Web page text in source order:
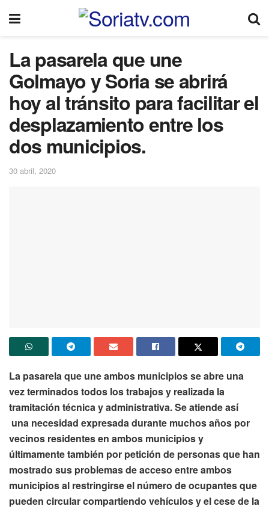
La pasarela que une
Golmayo y Soria se abrirá
hoy al tránsito para facilitar el
desplazamiento entre los
dos municipios.
30 abril, 2020
La pasarela que une ambos municipios se abre una
vez terminados todos los trabajos y realizada la
tramitación técnica y administrativa. Se atiende así
una necesidad expresada durante muchos años por
vecinos residentes en ambos municipios y
últimamente también por petición de personas que han
mostrado sus problemas de acceso entre ambos
municipios al restringirse el número de ocupantes que
pueden circular compartiendo vehículos y el cese de la